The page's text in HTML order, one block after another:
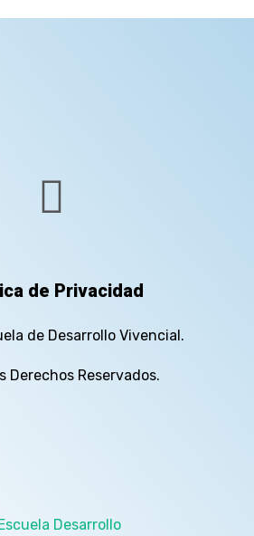
de Privacidad
de Desarrollo Vivencial.
Derechos Reservados.